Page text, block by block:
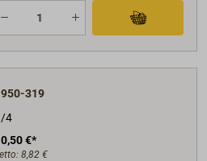
319
4
€*
8,82 €